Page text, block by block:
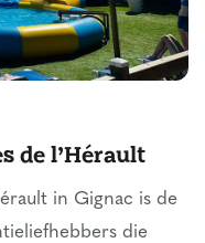
de l’Hérault
in Gignac is de
die